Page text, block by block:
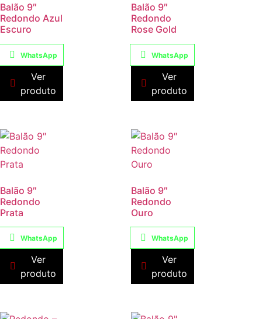
Balão 9″
Redondo Azul
Escuro
WhatsApp
Ver
produto
Balão 9″
Redondo
Rose Gold
WhatsApp
Ver
produto
Balão 9″
Redondo
Prata
WhatsApp
Ver
produto
Balão 9″
Redondo
Ouro
WhatsApp
Ver
produto